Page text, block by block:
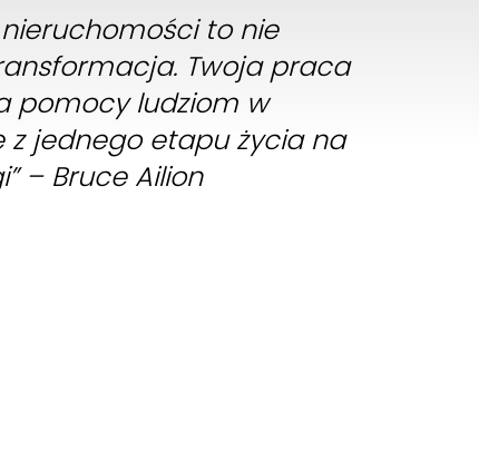
nieruchomości to nie
Twoja praca
pomocy ludziom w
z jednego etapu życia na
– Bruce Ailion